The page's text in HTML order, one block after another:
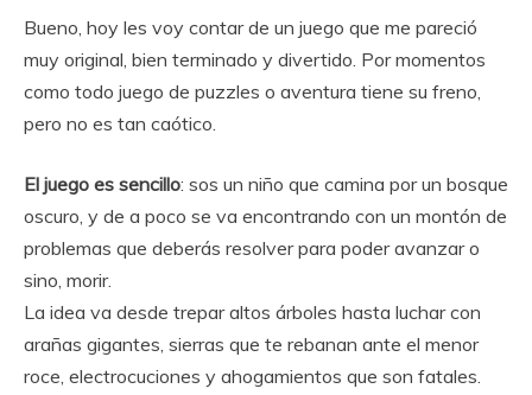
Bueno, hoy les voy contar de un juego que me pareció
muy original, bien terminado y divertido. Por momentos
como todo juego de puzzles o aventura tiene su freno,
pero no es tan caótico.
El juego es sencillo: sos un niño que camina por un bosque
oscuro, y de a poco se va encontrando con un montón de
problemas que deberás resolver para poder avanzar o
sino, morir.
La idea va desde trepar altos árboles hasta luchar con
arañas gigantes, sierras que te rebanan ante el menor
roce, electrocuciones y ahogamientos que son fatales.